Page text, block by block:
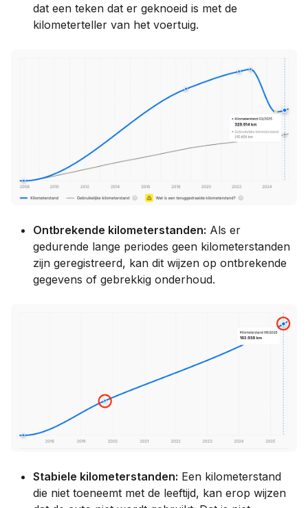
dat een teken dat er geknoeid is met de
kilometerteller van het voertuig.
Ontbrekende kilometerstanden: Als er
gedurende lange periodes geen kilometerstanden
zijn geregistreerd, kan dit wijzen op ontbrekende
gegevens of gebrekkig onderhoud.
Stabiele kilometerstanden: Een kilometerstand
die niet toeneemt met de leeftijd, kan erop wijzen